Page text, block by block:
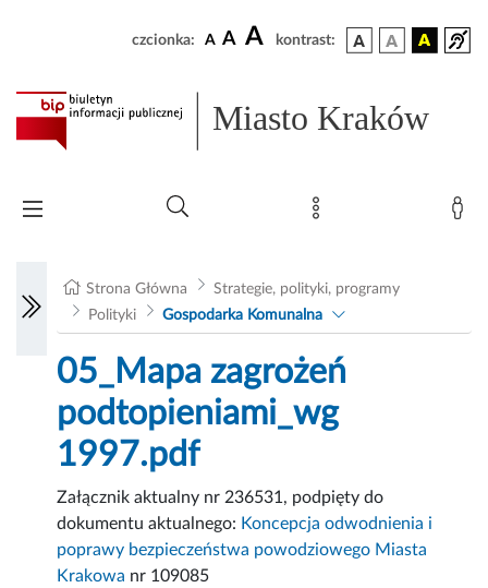
czcionka: A A A kontrast:
Miasto Kraków
Strona Główna
Strategie, polityki, programy
Polityki
Gospodarka Komunalna
05_Mapa zagrożeń
podtopieniami_wg
1997.pdf
Załącznik aktualny nr 236531, podpięty do
dokumentu aktualnego: Koncepcja odwodnienia i
poprawy bezpieczeństwa powodziowego Miasta
Krakowa nr 109085